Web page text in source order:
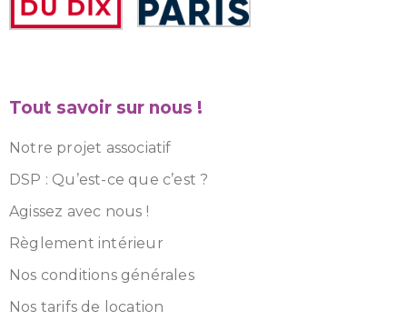
Tout savoir sur nous !
Notre projet associatif
DSP : Qu’est-ce que c’est ?
Agissez avec nous !
Règlement intérieur
Nos conditions générales
Nos tarifs de location